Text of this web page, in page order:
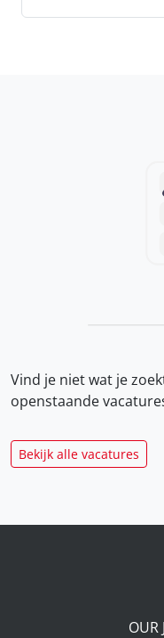
Vind je niet wat je
openstaande
Bekijk alle vacatures
OUR